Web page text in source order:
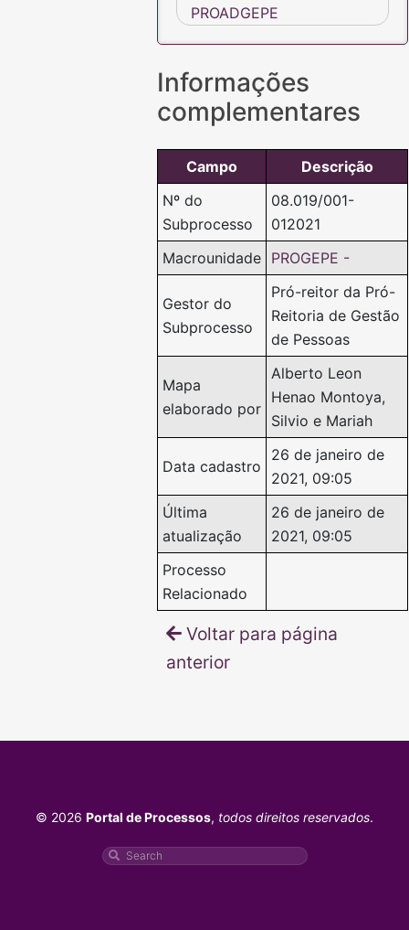
PROADGEPE
Informações
complementares
Campo
Descrição
Nº do
Subprocesso
08.019/001-
012021
Macrounidade PROGEPE -
Gestor do
Subprocesso
Pró-reitor da Pró-
Reitoria de Gestão
de Pessoas
Mapa
elaborado por
Alberto Leon
Henao Montoya,
Silvio e Mariah
Data cadastro
26 de janeiro de
2021, 09:05
Última
atualização
26 de janeiro de
2021, 09:05
Processo
Relacionado
Voltar para página
anterior
© 2026 Portal de Processos, todos direitos reservados.
Pesquisar